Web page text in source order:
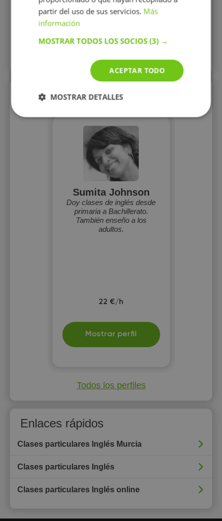
Más perfiles similares
Perfiles vistos
Sumita Johnson
Doy clases de inglés desde
primaria a Bachillerato.
También enseño a los
adultos.
22 €/h
Mostrar perfil
Todos los perfiles
Enlaces rápidos
Clases particulares Inglés Murcia
Clases particulares Inglés
Clases particulares Inglés online
partir del uso de sus servicios. Más
información
MOSTRAR TODOS LOS SOCIOS(3) →
ACEPTAR TODO
MOSTRAR DETALLES